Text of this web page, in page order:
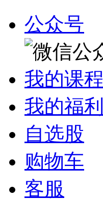
公众号
我的课程
我的福利
自选股
购物车
客服